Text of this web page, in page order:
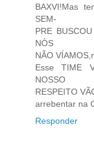
BAXVI!Mas
SEM-
PRE
NÓS
NÃO
Esse TIME
NOSSO
RESPEITO
arrebentar na
Responder